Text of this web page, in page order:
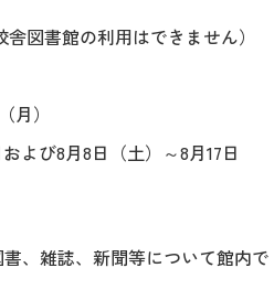
書館の利用はできません）
）
よび8月8日（土）～8月17日
、雑誌、新聞等について館内で